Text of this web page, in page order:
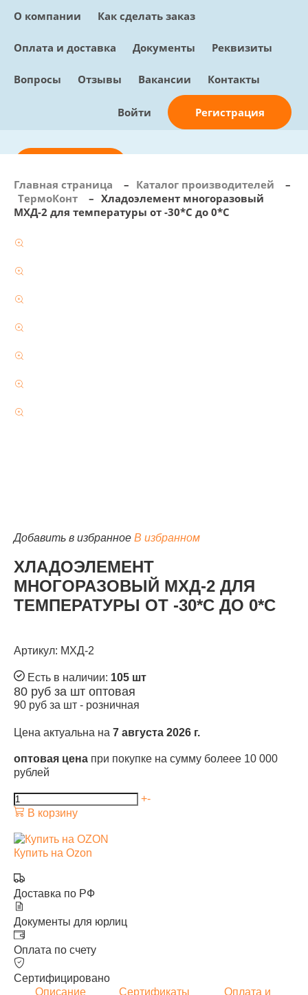
О компании Как сделать заказ
Оплата и доставка Документы Реквизиты
Вопросы Отзывы Вакансии Контакты
Войти Регистрация
info@sunmed.ru
Главная страница – Каталог производителей
–
ТермоКонт
– Хладоэлемент многоразовый
МХД-2 для температуры от -30*С до 0*С
Добавить в избранное В избранном
ХЛАДОЭЛЕМЕНТ
МНОГОРАЗОВЫЙ МХД-2 ДЛЯ
ТЕМПЕРАТУРЫ ОТ -30*С ДО 0*С
Артикул: МХД-2
Есть в наличии: 105 шт
80 руб за шт оптовая
90 руб за шт - розничная
Цена актуальна на 7 августа 2026 г.
оптовая цена при покупке на сумму болеее 10 000
рублей
+-
В корзину
Купить на Ozon
Доставка по РФ
Документы для юрлиц
Оплата по счету
Сертифицировано
Описание
Сертификаты
Оплата и